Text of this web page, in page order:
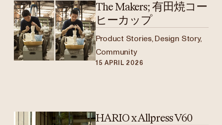
Edier Fabian Vargas
Q+A
The Makers; 有田焼コー
ヒーカップ
Product Stories, Design Story,
Community
15 APRIL 2026
HARIO x Allpress V60